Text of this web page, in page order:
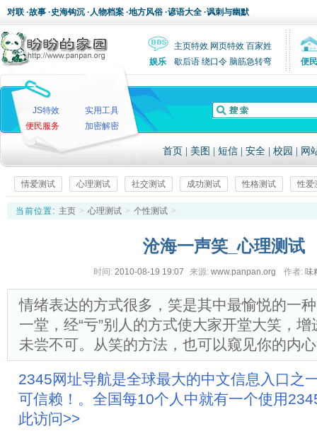
对联 ·故事 ·史海钩沉 ·人物档案 ·地方风俗 ·谚语大全 ·讽刺与幽默
主页特效 网页特效 百家姓
娱乐
歇后语 绕口令 脑筋急转弯 便民
JS特效
实用工具
便民服务
加密解密
首页 美图 短信 安全 校园 网
情爱测试 心理测试 社交测试 成功测试 性格测试 性爱
当前位置: 主页 > 心理测试 > 个性测试 >
沧海一声笑_心理测试
时间: 2010-08-19 19:07 来源: www.panpan.org 作者: 味
情绪表达的方式很多，笑是其中最愉悦的一
一堂，经“亏”别人的方式使大家开堂大笑，
未尝不可。从笑的方法，也可以窥见你的内
2345网址导航是全球最大的中文信息入口之
可信赖！。全国每10个人中就有一个使用
此访问>>